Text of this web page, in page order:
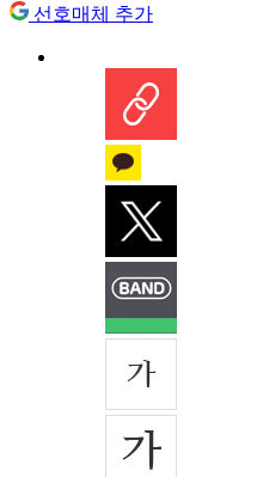
선호매체 추가